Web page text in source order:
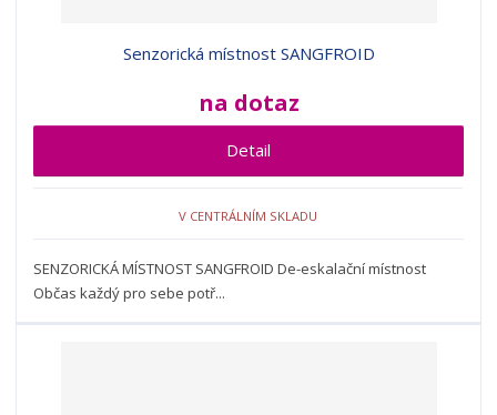
Senzorická místnost SANGFROID
na dotaz
Detail
V CENTRÁLNÍM SKLADU
SENZORICKÁ MÍSTNOST SANGFROID De-eskalační místnost
Občas každý pro sebe potř...